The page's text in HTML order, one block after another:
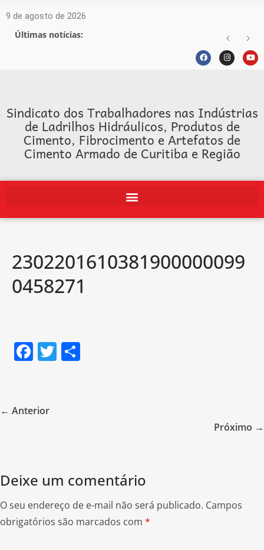
9 de agosto de 2026
Últimas notícias:
Sindicato dos Trabalhadores nas Indústrias
de Ladrilhos Hidráulicos, Produtos de
Cimento, Fibrocimento e Artefatos de
Cimento Armado de Curitiba e Região
2302201610381900000099
0458271
F
e
k
T
← Anterior
Próximo →
Deixe um comentário
O seu endereço de e-mail não será publicado. Campos
obrigatórios são marcados com *